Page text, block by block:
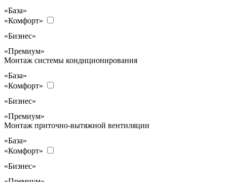
«База»
«Комфорт»
«Бизнес»
«Премиум»
Монтаж системы кондиционирования
«База»
«Комфорт»
«Бизнес»
«Премиум»
Монтаж приточно-вытяжной вентиляции
«База»
«Комфорт»
«Бизнес»